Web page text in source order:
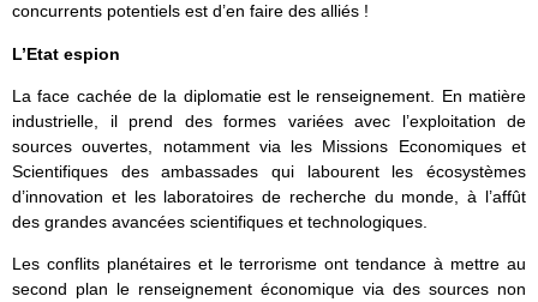
concurrents potentiels est d’en faire des alliés !
L’Etat espion
La face cachée de la diplomatie est le renseignement. En matière
industrielle, il prend des formes variées avec l’exploitation de
sources ouvertes, notamment via les Missions Economiques et
Scientifiques des ambassades qui labourent les écosystèmes
d’innovation et les laboratoires de recherche du monde, à l’affût
des grandes avancées scientifiques et technologiques.
Les conflits planétaires et le terrorisme ont tendance à mettre au
second plan le renseignement économique via des sources non